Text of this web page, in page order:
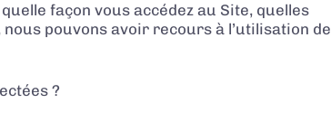
façon vous accédez au Site, quelles
pouvons avoir recours à l’utilisation de
?